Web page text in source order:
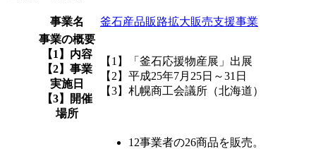
事業名
釜石産品販路拡大販売支援事業
事業の概要
【1】内容
【2】事業
実施日
【3】開催
場所
【1】「釜石応援物産展」出展
【2】平成25年7月25日～31日
【3】札幌商工会議所（北海道）
12事業者の26商品を販売。